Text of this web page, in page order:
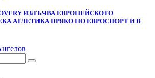
ИЗЛЪЧВА ЕВРОПЕЙСКОТО
АТЛЕТИКА ПРЯКО ПО ЕВРОСПОРТ И В